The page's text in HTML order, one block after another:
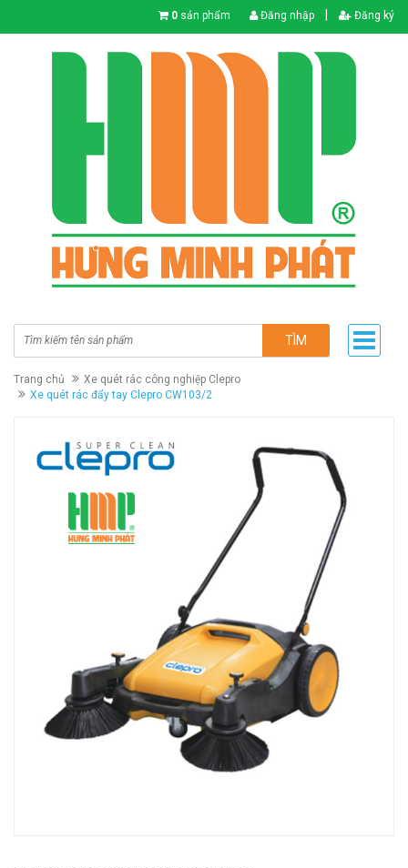
0 sản phẩm Đăng nhập Đăng ký
TÌM
Trang chủ
Xe quét rác công nghiệp Clepro
Xe quét rác đẩy tay Clepro CW103/2